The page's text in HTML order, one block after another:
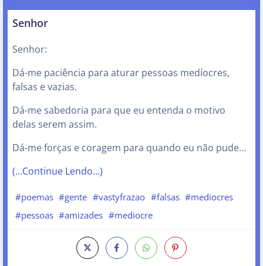
Senhor
Senhor:
Dá-me paciência para aturar pessoas medíocres,
falsas e vazias.
Dá-me sabedoria para que eu entenda o motivo
delas serem assim.
Dá-me forças e coragem para quando eu não pude…
(…Continue Lendo…)
#poemas #gente #vastyfrazao #falsas #mediocres
#pessoas #amizades #mediocre